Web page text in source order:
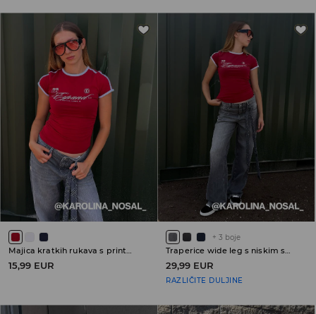
Majica kratkih rukava s printom
15,99 EUR
+ 3 boje
Traperice wide leg s niskim strukom
29,99 EUR
RAZLIČITE DULJINE